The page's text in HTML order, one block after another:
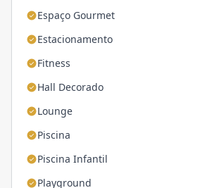
Espaço Gourmet
Estacionamento
Fitness
Hall Decorado
Lounge
Piscina
Piscina Infantil
Playground